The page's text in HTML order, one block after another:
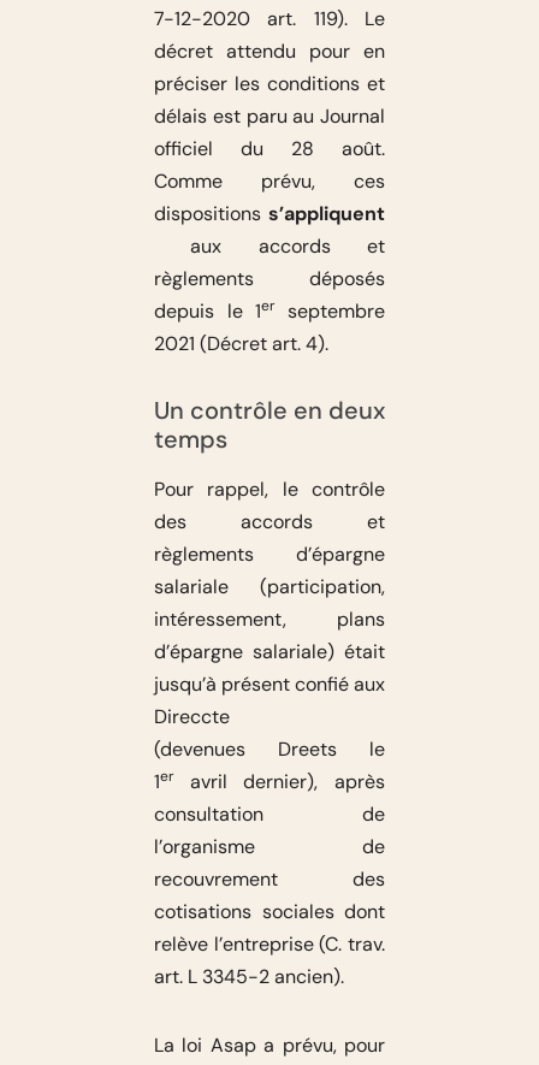
7-12-2020 art. 119). Le
décret attendu pour en
préciser les conditions et
délais est paru au Journal
officiel du 28 août.
Comme prévu, ces
dispositionss’appliquent
aux accords et
règlements déposés
depuis le 1erseptembre
2021 (Décret art. 4).
Un contrôle en deux
temps
Pour rappel, le contrôle
des accords et
règlements d’épargne
salariale (participation,
intéressement, plans
d’épargne salariale) était
jusqu’à présent confié aux
Direccte
(devenues Dreets le
1eravril dernier), après
consultation de
l’organisme de
recouvrement des
cotisations sociales dont
relève l’entreprise (C. trav.
art. L 3345-2 ancien).
La loi Asap a prévu, pour